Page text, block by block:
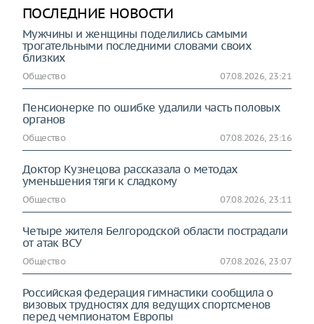
ПОСЛЕДНИЕ НОВОСТИ
Мужчины и женщины поделились самыми
трогательными последними словами своих
близких
Общество 07.08.2026, 23:21
Пенсионерке по ошибке удалили часть половых
органов
Общество 07.08.2026, 23:16
Доктор Кузнецова рассказала о методах
уменьшения тяги к сладкому
Общество 07.08.2026, 23:11
Четыре жителя Белгородской области пострадали
от атак ВСУ
Общество 07.08.2026, 23:07
Российская федерация гимнастики сообщила о
визовых трудностях для ведущих спортсменов
перед чемпионатом Европы